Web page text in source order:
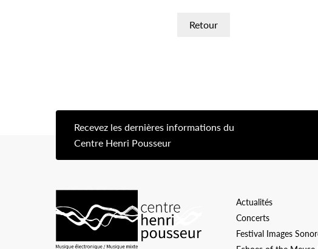
Retour
Recevez les dernières informations du
Centre Henri Pousseur
Actualités
Concerts
Festival Images